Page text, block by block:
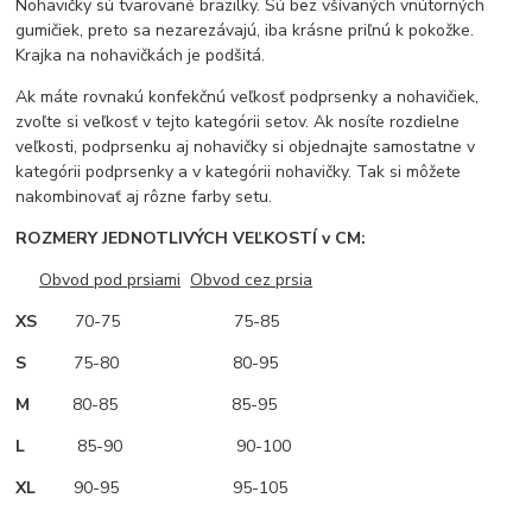
Nohavičky sú tvarované brazilky. Sú bez všívaných vnútorných
gumičiek, preto sa nezarezávajú, iba krásne priľnú k pokožke.
Krajka na nohavičkách je podšitá.
Ak máte rovnakú konfekčnú veľkosť podprsenky a nohavičiek,
zvoľte si veľkosť v tejto kategórii setov. Ak nosíte rozdielne
veľkosti, podprsenku aj nohavičky si objednajte samostatne v
kategórii podprsenky a v kategórii nohavičky. Tak si môžete
nakombinovať aj rôzne farby setu.
ROZMERY JEDNOTLIVÝCH VEĽKOSTÍ v CM:
Obvod pod prsiami Obvod cez prsia
XS 70-75 75-85
S 75-80 80-95
M 80-85 85-95
L 85-90 90-100
XL 90-95 95-105